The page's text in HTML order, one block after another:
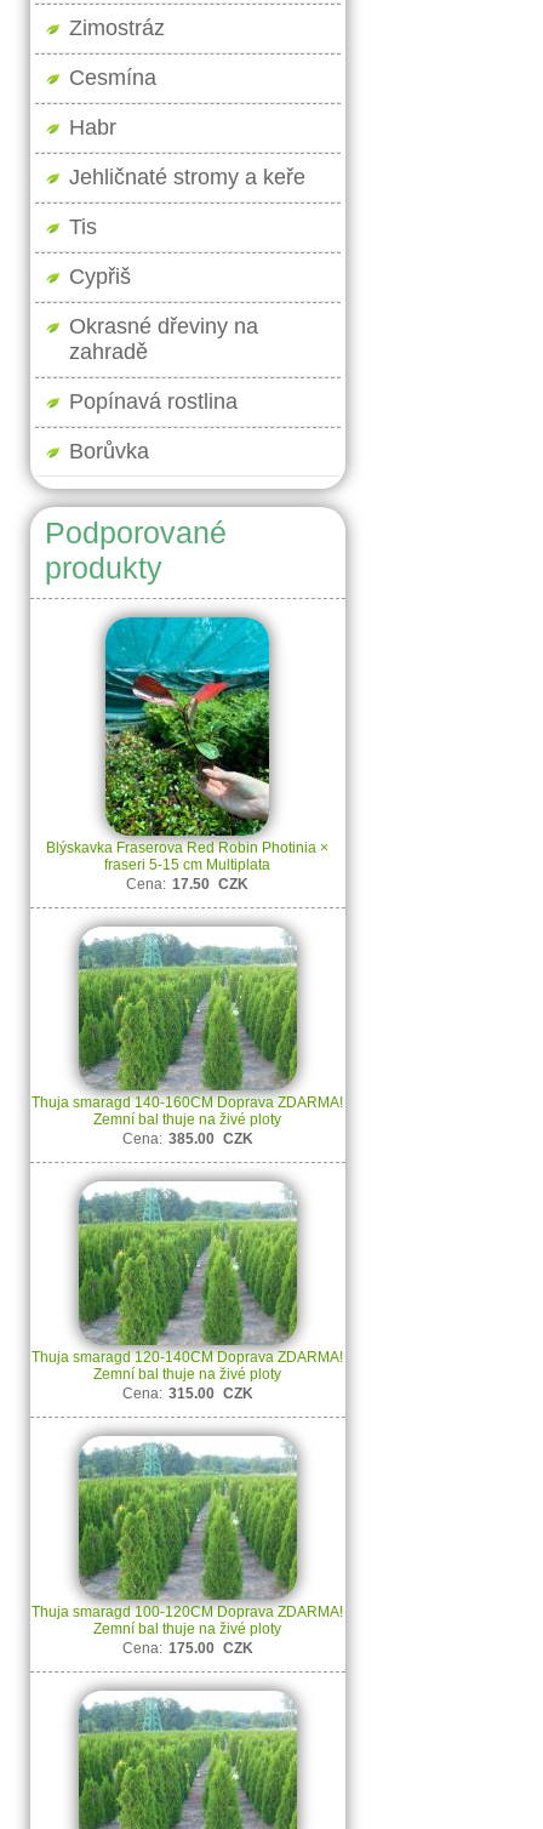
Zimostráz
Cesmína
Habr
Jehličnaté stromy a keře
Tis
Cypřiš
Okrasné dřeviny na
zahradě
Popínavá rostlina
Borůvka
Podporované
produkty
Blýskavka Fraserova Red Robin Photinia ×
fraseri 5-15 cm Multiplata
Cena: 17.50 CZK
Thuja smaragd 140-160CM Doprava ZDARMA!
Zemní bal thuje na živé ploty
Cena: 385.00 CZK
Thuja smaragd 120-140CM Doprava ZDARMA!
Zemní bal thuje na živé ploty
Cena: 315.00 CZK
Thuja smaragd 100-120CM Doprava ZDARMA!
Zemní bal thuje na živé ploty
Cena: 175.00 CZK